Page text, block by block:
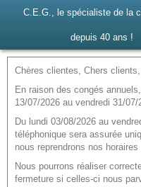
C.E.G., le spécialiste de la
depuis 40 ans !
Chères clientes, Chers clients,
En raison des congés
13/07/2026 au vendredi 31/
Du lundi 03/08/2026 au
téléphonique sera assurée
nous reprendrons nos
Nous pourrons réaliser
fermeture si celles-ci nous